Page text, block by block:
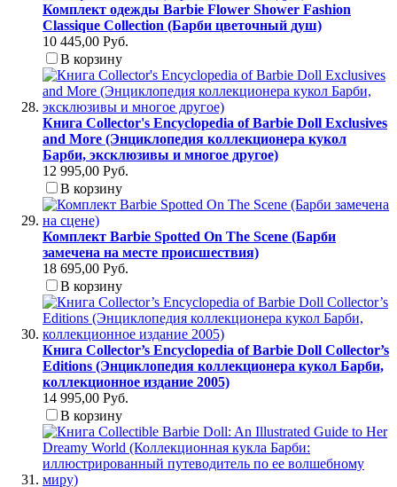
Комплект одежды Barbie Flower Shower Fashion
Classique Collection (Барби цветочный душ)
10 445,00 Руб.
В корзину
Книга Collector's Encyclopedia of Barbie Doll Exclusives
and More (Энциклопедия коллекционера кукол
Барби, эксклюзивы и многое другое)
12 995,00 Руб.
В корзину
Комплект Barbie Spotted On The Scene (Барби
замечена на месте происшествия)
18 695,00 Руб.
В корзину
Книга Collector’s Encyclopedia of Barbie Doll Collector’s
Editions (Энциклопедия коллекционера кукол Барби,
коллекционное издание 2005)
14 995,00 Руб.
В корзину